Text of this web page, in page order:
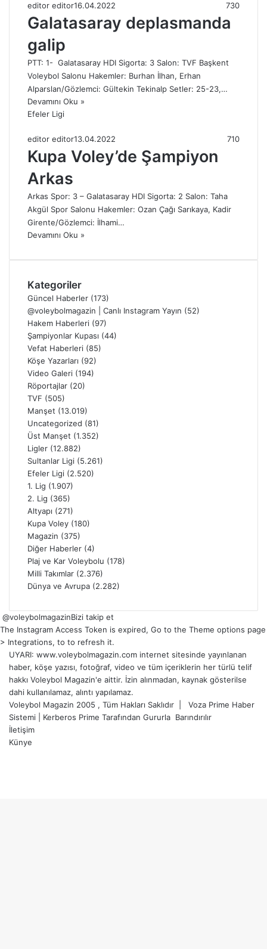
editor editor16.04.2022 730
Galatasaray deplasmanda
galip
PTT: 1- Galatasaray HDI Sigorta: 3 Salon: TVF Başkent
Voleybol Salonu Hakemler: Burhan İlhan, Erhan
Alparslan/Gözlemci: Gültekin Tekinalp Setler: 25-23,…
Devamını Oku »
Efeler Ligi
editor editor13.04.2022 710
Kupa Voley’de Şampiyon
Arkas
Arkas Spor: 3 – Galatasaray HDI Sigorta: 2 Salon: Taha
Akgül Spor Salonu Hakemler: Ozan Çağı Sarıkaya, Kadir
Girente/Gözlemci: İlhami…
Devamını Oku »
Kategoriler
Güncel Haberler (173)
@voleybolmagazin | Canlı Instagram Yayın (52)
Hakem Haberleri (97)
Şampiyonlar Kupası (44)
Vefat Haberleri (85)
Köşe Yazarları (92)
Video Galeri (194)
Röportajlar (20)
TVF (505)
Manşet (13.019)
Uncategorized (81)
Üst Manşet (1.352)
Ligler (12.882)
Sultanlar Ligi (5.261)
Efeler Ligi (2.520)
1. Lig (1.907)
2. Lig (365)
Altyapı (271)
Kupa Voley (180)
Magazin (375)
Diğer Haberler (4)
Plaj ve Kar Voleybolu (178)
Milli Takımlar (2.376)
Dünya ve Avrupa (2.282)
@voleybolmagazinBizi takip et
The Instagram Access Token is expired, Go to the Theme options page
> Integrations, to to refresh it.
UYARI: www.voleybolmagazin.com internet sitesinde yayınlanan
haber, köşe yazısı, fotoğraf, video ve tüm içeriklerin her türlü telif
hakkı Voleybol Magazin'e aittir. İzin alınmadan, kaynak gösterilse
dahi kullanılamaz, alıntı yapılamaz.
Voleybol Magazin 2005 , Tüm Hakları Saklıdır | Voza Prime Haber
Sistemi
Kerberos Prime Tarafından Gururla Barındırılır
İletişim
Künye